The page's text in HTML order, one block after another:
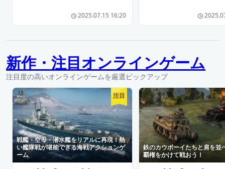
2025.07.15 16:20
新作・注目オンラインゲーム
注目度の高いオンラインゲームを厳選ピックアップ
戦艦・空母・潜水艦をリアルに再現！熱
い艦隊戦が堪能できる海戦アクションゲ
ーム
注目
鉄のカウボーイたちと肩を並
覇権をかけて戦おう！